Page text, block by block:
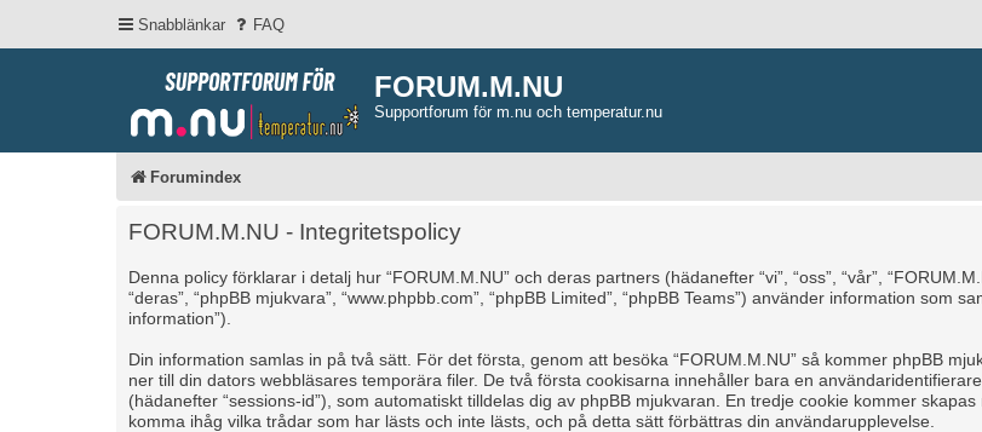
Snabblänkar FAQ
FORUM.M.NU
Supportforum för m.nu och temperatur.nu
Forumindex
FORUM.M.NU - Integritetspolicy
Denna policy förklarar i detalj hur “FORUM.M.NU” och deras partners (hädanefter “vi”, “oss”, “vår”,
“deras”, “phpBB mjukvara”, “www.phpbb.com”, “phpBB Limited”, “phpBB Teams”) använder information som
information”).
Din information samlas in på två sätt. För det första, genom att besöka “FORUM.M.NU” så kommer phpBB
ner till din dators webbläsares temporära filer. De två första cookisarna innehåller bara en
(hädanefter “sessions-id”), som automatiskt tilldelas dig av phpBB mjukvaran. En tredje cookie kommer
komma ihåg vilka trådar som har lästs och inte lästs, och på detta sätt förbättras din användarupplevelse.